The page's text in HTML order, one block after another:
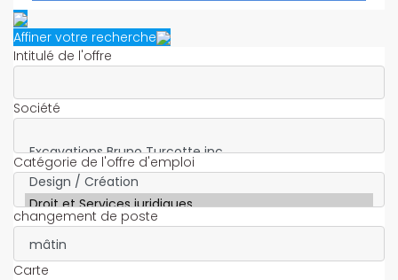
Affiner votre recherche
Intitulé de l'offre
Société
Catégorie de l'offre d'emploi
changement de poste
Carte